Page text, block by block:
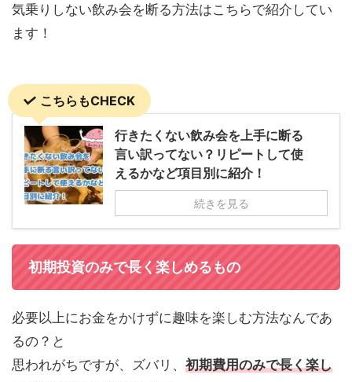
気乗りしない飲み会を断る方法はこちらで紹介してい
ます！
こちらもCHECK
行きたくない飲み会を上手に断る
言い訳ってない？リピートして使
えるかなど項目別に紹介！
続きを見る
初期投資のみで長く楽しめるもの
必要以上にお金をかけずに趣味を楽しむ方法なんであ
るの？と
思われがちですが、ズバリ、 初期費用のみで長く楽し